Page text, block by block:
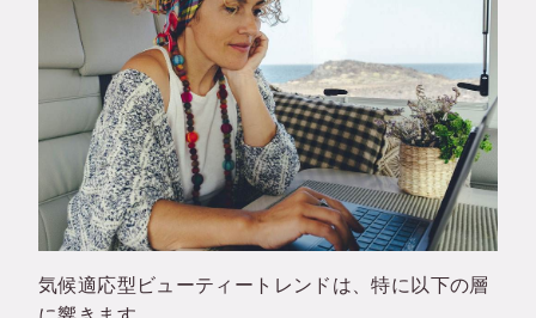
気候適応型ビューティートレンドは、特に以下の層